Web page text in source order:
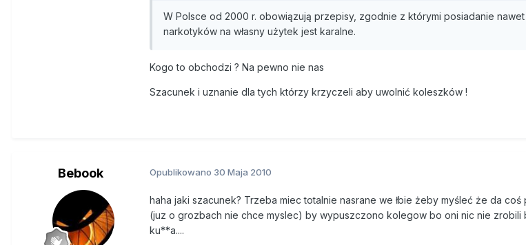
W Polsce od 2000 r. obowiązują przepisy, zgodnie z którymi posiadanie nawet
narkotyków na własny użytek jest karalne.
Kogo to obchodzi ? Na pewno nie nas
Szacunek i uznanie dla tych którzy krzyczeli aby uwolnić koleszków !
Bebook Opublikowano 30 Maja 2010
haha jaki szacunek? Trzeba miec totalnie nasrane we łbie żeby myśleć że da
(juz o grozbach nie chce myslec) by wypuszczono kolegow bo oni nic nie zrobili
ku**a....